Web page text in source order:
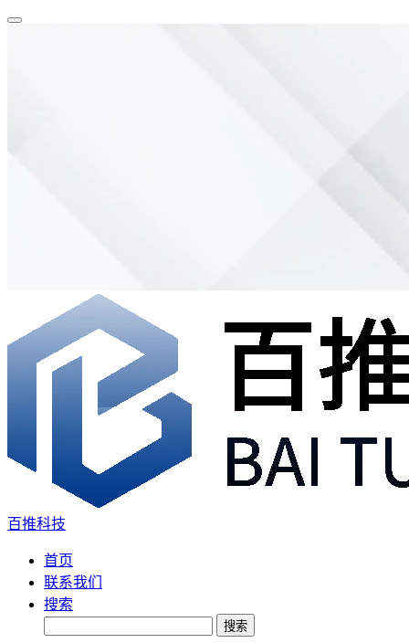
百推科技
首页
联系我们
搜索
搜索